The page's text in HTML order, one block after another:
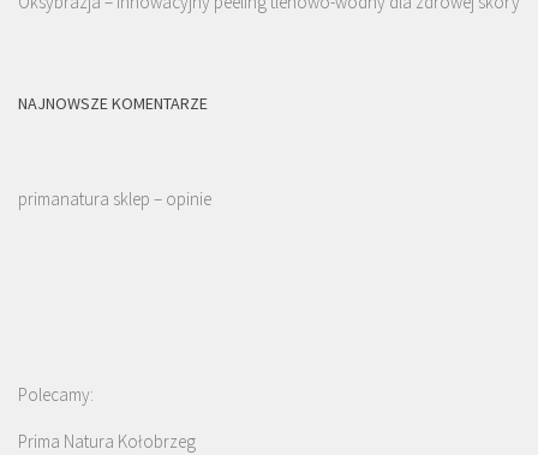
NAJNOWSZE KOMENTARZE
primanatura sklep – opinie
Polecamy:
Prima Natura Kołobrzeg